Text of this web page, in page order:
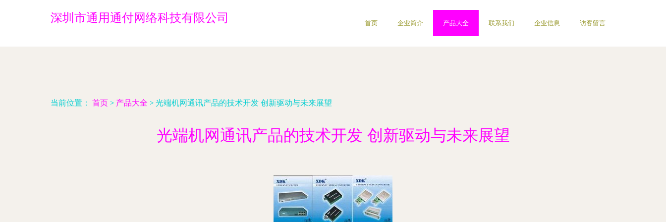
深圳市通用通付网络科技有限公司 首页 企业简介 产品大全 联系我们 企业信息 访客留言
当前位置： 首页 > 产品大全 > 光端机网通讯产品的技术开发 创新驱动与未来展望
光端机网通讯产品的技术开发 创新驱动与未来展望